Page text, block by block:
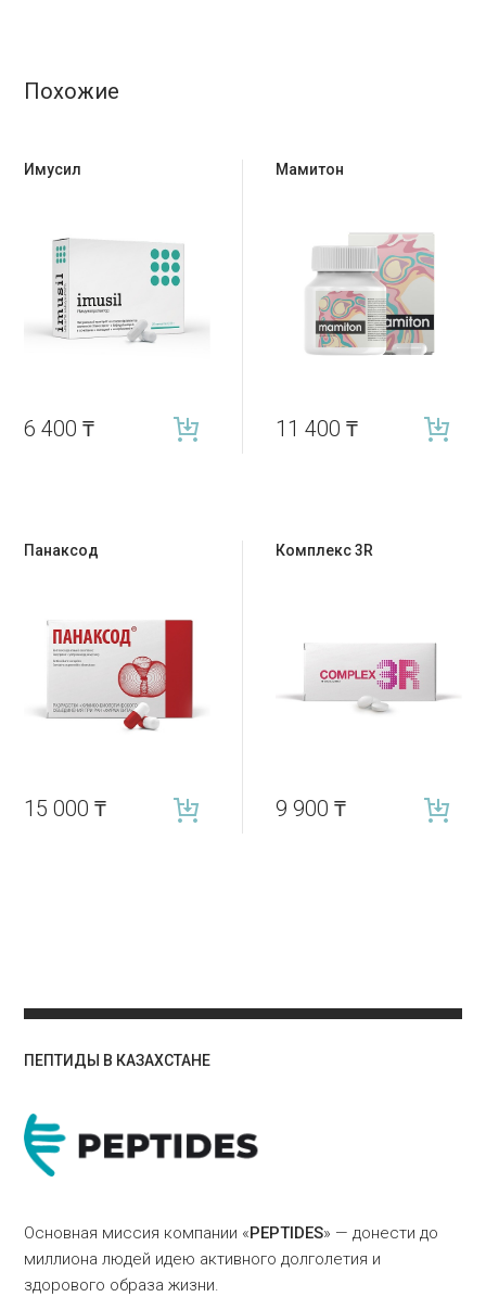
Похожие
Имусил
6 400₸
Мамитон
11 400 ₸
Панаксод
15 000₸
Комплекс 3R
9 900 ₸
ПЕПТИДЫ В КАЗАХСТАНЕ
Основная миссия компании «PEPTIDES» — донести до
миллиона людей идею активного долголетия и
здорового образа жизни.